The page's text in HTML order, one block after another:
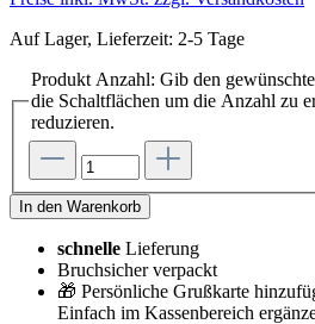
Auf Lager, Lieferzeit: 2-5 Tage
Produkt Anzahl: Gib den
die Schaltflächen um die Anzahl zu
reduzieren.
In den Warenkorb
schnelle Lieferung
Bruchsicher verpackt
🎁 Persönliche Grußkarte
Einfach im Kassenbereich